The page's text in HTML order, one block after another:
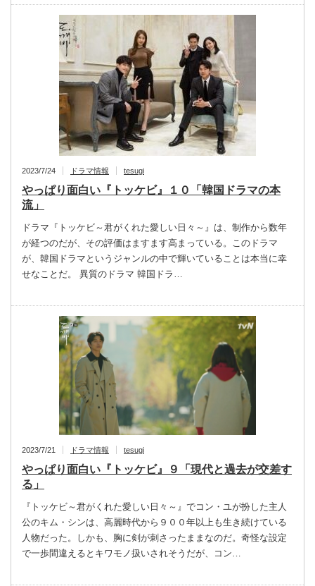
2023/7/24 ドラマ情報 tesugi
やっぱり面白い『トッケビ』１０「韓国ドラマの本
流」
ドラマ『トッケビ～君がくれた愛しい日々～』は、制作から数年
が経つのだが、その評価はますます高まっている。このドラマ
が、韓国ドラマというジャンルの中で輝いていることは本当に幸
せなことだ。 異質のドラマ 韓国ドラ…
2023/7/21 ドラマ情報 tesugi
やっぱり面白い『トッケビ』９「現代と過去が交差す
る」
『トッケビ～君がくれた愛しい日々～』でコン・ユが扮した主人
公のキム・シンは、高麗時代から９００年以上も生き続けている
人物だった。しかも、胸に剣が刺さったままなのだ。奇怪な設定
で一歩間違えるとキワモノ扱いされそうだが、コン…